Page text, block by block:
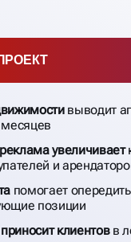
И
выводит
увеличивает
и
помогает
позиции
приносит клиентовв